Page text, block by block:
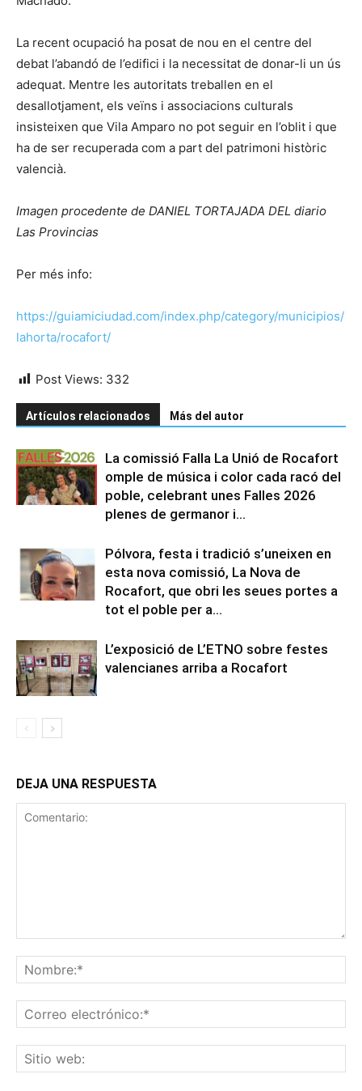
La recent ocupació ha posat de nou en el centre del
debat l’abandó de l’edifici i la necessitat de donar-li un ús
adequat. Mentre les autoritats treballen en el
desallotjament, els veïns i associacions culturals
insisteixen que Vila Amparo no pot seguir en l’oblit i que
ha de ser recuperada com a part del patrimoni històric
valencià.
Imagen procedente de DANIEL TORTAJADA DEL diario
Las Provincias
Per més info:
https://guiamiciudad.com/index.php/category/municipios/
lahorta/rocafort/
Post Views: 332
Artículos relacionados Más del autor
La comissió Falla La Unió de Rocafort
omple de música i color cada racó del
poble, celebrant unes Falles 2026
plenes de germanor i...
Pólvora, festa i tradició s’uneixen en
esta nova comissió, La Nova de
Rocafort, que obri les seues portes a
tot el poble per a...
L’exposició de L’ETNO sobre festes
valencianes arriba a Rocafort
DEJA UNA RESPUESTA